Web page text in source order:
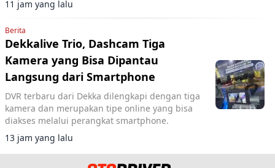
tambahan harga Rp20 juta.
11 jam yang lalu
Berita
Dekkalive Trio, Dashcam Tiga
Kamera yang Bisa Dipantau
Langsung dari Smartphone
DVR terbaru dari Dekka dilengkapi dengan tiga
kamera dan merupakan tipe online yang bisa
diakses melalui perangkat smartphone.
13 jam yang lalu